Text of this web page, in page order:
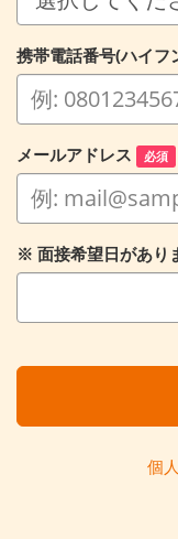
携帯電話番号(ハイフ
メールアドレス 必須
※ 面接希望日があり
個